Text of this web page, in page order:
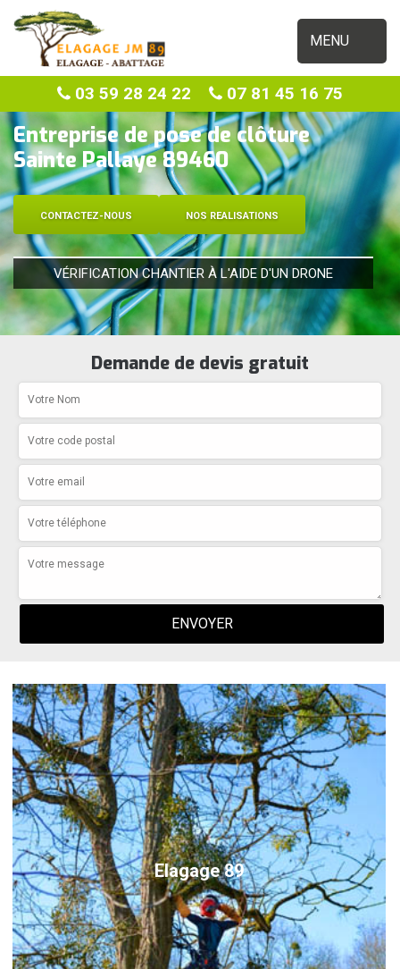
MENU
03 59 28 24 22 07 81 45 16 75
Entreprise de pose de clôture
Sainte Pallaye 89460
CONTACTEZ-NOUS NOS REALISATIONS
VÉRIFICATION CHANTIER À L'AIDE D'UN DRONE
Demande de devis gratuit
Elagage 89